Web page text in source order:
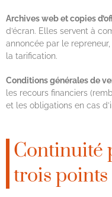
Archives web et copies
d’écran. Elles servent à
annoncée par le
la tarification.
Conditions générales de
les recours financiers
et les obligations en cas
Continuité
trois